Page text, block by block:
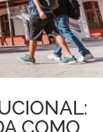
COMO